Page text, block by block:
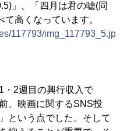
」、「四月は君の嘘(同
高くなっています。
117793/
2週目の興行収入で
、映画に関するSNS投
という点でした。そして